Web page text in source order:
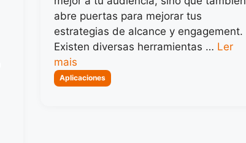
abre puertas para mejorar tus
estrategias de alcance y engagement.
Existen diversas herramientas … Ler
mais
Categorias
Aplicaciones